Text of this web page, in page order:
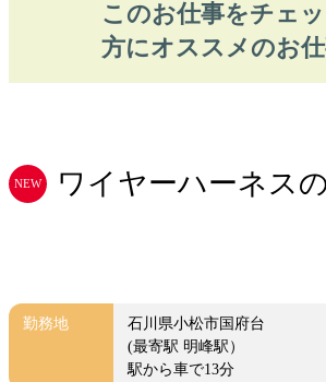
このお仕事をチェ
方にオススメのお
NEW ワイヤーハーネス
勤務地
石川県小松市国府台
(最寄駅 明峰駅）
駅から車で13分